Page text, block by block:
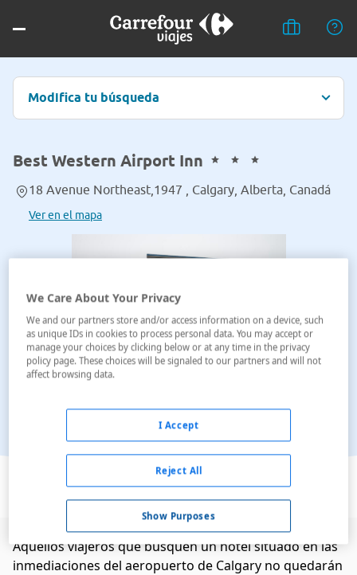
Modifica tu búsqueda
Best Western Airport Inn
18 Avenue Northeast,1947 , Calgary, Alberta, Canadá
Ver en el mapa
Aquellos viajeros que busquen un hotel situado en las
inmediaciones del aeropuerto de Calgary no quedarán
We Care About Your Privacy
We and our partners store and/or access information on a device, such
as unique IDs in cookies to process personal data. You may accept or
manage your choices by clicking below or at any time in the privacy
policy page. These choices will be signaled to our partners and will not
affect browsing data.
Show Purposes
Reject All
I Accept